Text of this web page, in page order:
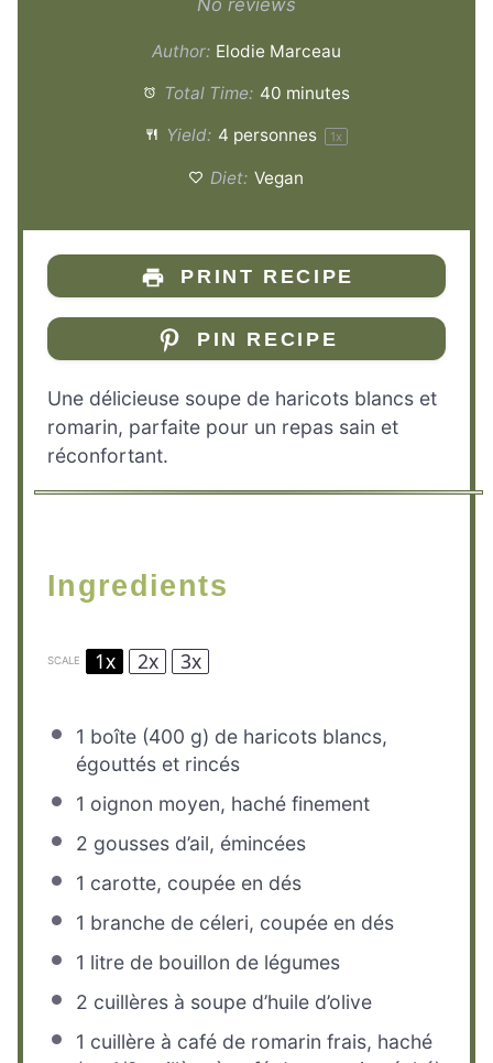
Author: Elodie Marceau
Total Time: 40 minutes
Yield: 4 personnes 1x
Diet: Vegan
PRINT RECIPE
PIN RECIPE
Une délicieuse soupe de haricots blancs et
romarin, parfaite pour un repas sain et
réconfortant.
Ingredients
SCALE 1x 2x 3x
1 boîte (400 g) de haricots blancs,
égouttés et rincés
1 oignon moyen, haché finement
2 gousses d’ail, émincées
1 carotte, coupée en dés
1 branche de céleri, coupée en dés
1 litre de bouillon de légumes
2 cuillères à soupe d’huile d’olive
1 cuillère à café de romarin frais, haché